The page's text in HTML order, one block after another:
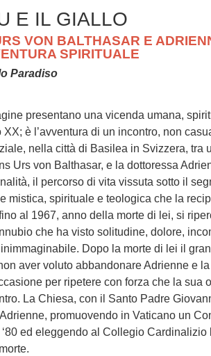
E IL GIALLO
VON BALTHASAR E
SPIRITUALE
Paradiso
presentano una vicenda umana,
XX; è l’avventura di un incontro, non
nella città di Basilea in Svizzera, tra
Urs von Balthasar, e la dottoressa
il percorso di vita vissuta sotto il
mistica, spirituale e teologica che la
al 1967, anno della morte di lei, si
che ha visto solitudine, dolore,
Dopo la morte di lei il
aver voluto abbandonare Adrienne e
per ripetere con forza che la sua
La Chiesa, con il Santo Padre
promuovendo in Vaticano un
ed eleggendo al Collegio